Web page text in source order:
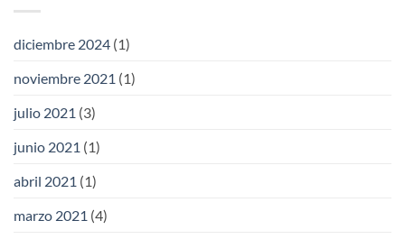
diciembre 2024 (1)
noviembre 2021 (1)
julio 2021 (3)
junio 2021 (1)
abril 2021 (1)
marzo 2021 (4)